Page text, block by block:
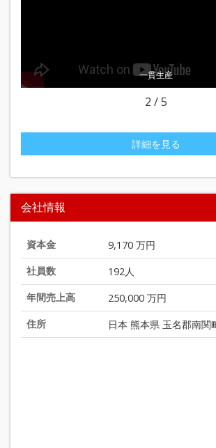
一貫生産
3 /5
詳細を見る
会社情報
資本金
9,170 万円
社員数
192人
年間売上高
250,000 万円
住所
日本 熊本県 玉名郡南関